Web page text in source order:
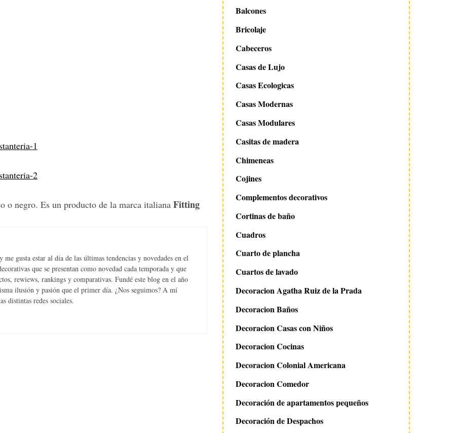
o negro. Es un producto de la marca italiana Fitting
gusta estar al día de las últimas tendencias y novedades en el
que se presentan como novedad cada temporada y que
rewiews, rankings y comparativas. Fundé este blog en el año
ilusión y pasión que el primer día. ¿Nos seguimos? A mí
distintas redes sociales.
Balcones
Bricolaje
Cabeceros
Casas de Lujo
Casas Ecologicas
Casas Modernas
Casas Modulares
Casitas de madera
Chimeneas
Cojines
Complementos decorativos
Cortinas de baño
Cuadros
Cuarto de plancha
Cuartos de lavado
Decoracion Agatha Ruiz de la Prada
Decoracion Baños
Decoracion Casas con Niños
Decoracion Cocinas
Decoracion Colonial Americana
Decoracion Comedor
Decoración de apartamentos pequeños
Decoración de Despachos